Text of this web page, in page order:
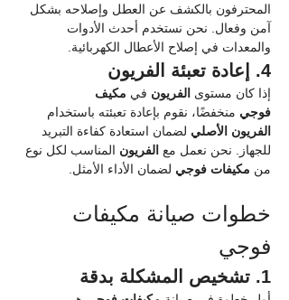
المحترفون بالكشف عن العطل وإصلاحه بشكل
آمن وفعال. نحن نستخدم أحدث الأدوات
والمعدات في إصلاح الأعطال الكهربائية.
4. إعادة تعبئة الفريون
إذا كان مستوى الفريون في مكيف
فوجي منخفضًا، نقوم بإعادة تعبئته باستخدام
الفريون الأصلي لضمان استعادة كفاءة التبريد
للجهاز. نحن نعمل مع الفريون المناسب لكل نوع
من مكيفات فوجي لضمان الأداء الأمثل.
خطوات صيانة مكيفات
فوجي
1. تشخيص المشكلة بدقة